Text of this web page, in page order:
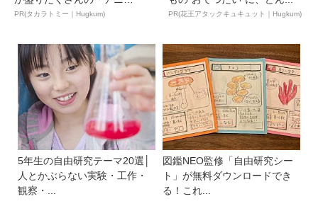
ア ...
PR(タカラトミー｜Hugkum) PR(花王アタックキュキュット｜Hugkum)
5年生の自由研究テーマ20選│
人とかぶらない実験・工作・
観察・...
図鑑NEO監修「自由研究シー
ト」が無料ダウンロードでき
る！これ...